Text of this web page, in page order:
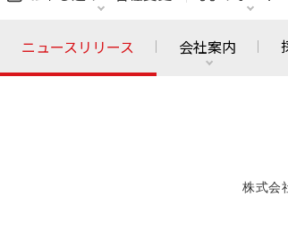
利用
法人・自治体向け
ニュースリリース 会社案内
株式会